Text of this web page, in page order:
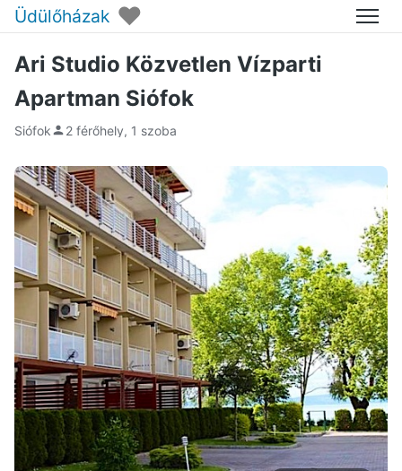
Üdülőházak ♥ Menü
Ari Studio Közvetlen Vízparti
Apartman Siófok
Siófok 2 férőhely, 1 szoba